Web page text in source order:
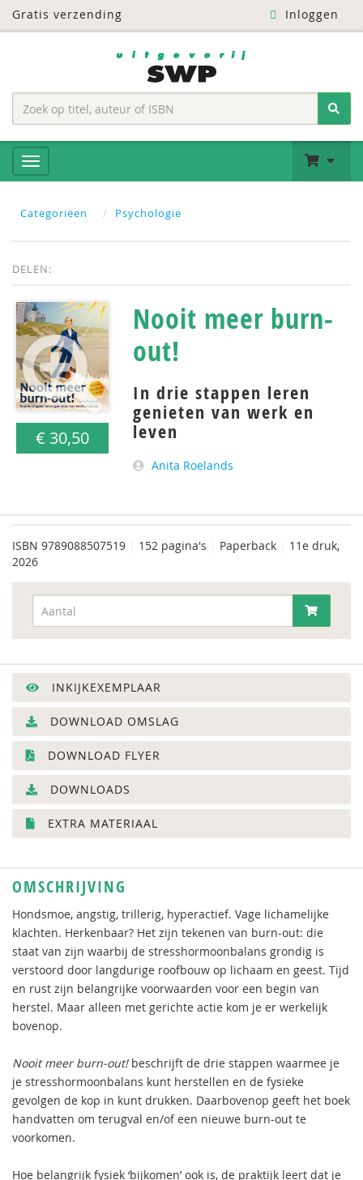
Gratis verzending Inloggen
Categoriëen Psychologie
DELEN:
€ 30,50
Nooit meer burn-
out!
In drie stappen leren
genieten van werk en
leven
Anita Roelands
ISBN 9789088507519 152 pagina's Paperback
11e druk,
2026
INKIJKEXEMPLAAR
DOWNLOAD OMSLAG
DOWNLOAD FLYER
DOWNLOADS
EXTRA MATERIAAL
OMSCHRIJVING
Hondsmoe, angstig, trillerig, hyperactief. Vage lichamelijke
klachten. Herkenbaar? Het zijn tekenen van burn-out: die
staat van zijn waarbij de stresshormoonbalans grondig is
verstoord door langdurige roofbouw op lichaam en geest. Tijd
en rust zijn belangrijke voorwaarden voor een begin van
herstel. Maar alleen met gerichte actie kom je er werkelijk
bovenop.
Nooit meer burn-out!beschrijft de drie stappen waarmee je
je stresshormoonbalans kunt herstellen en de fysieke
gevolgen de kop in kunt drukken. Daarbovenop geeft het boek
handvatten om terugval en/of een nieuwe burn-out te
voorkomen.
Hoe belangrijk fysiek ‘bijkomen’ ook is, de praktijk leert dat je